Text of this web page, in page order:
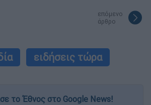
επόμενο
άρθρο
ειδήσεις τώρα
το Έθνος στο Google News!